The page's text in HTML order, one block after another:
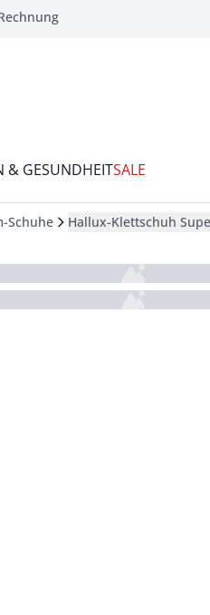
& GESUNDHEITSALE
Schuhe Hallux-Klettschuh